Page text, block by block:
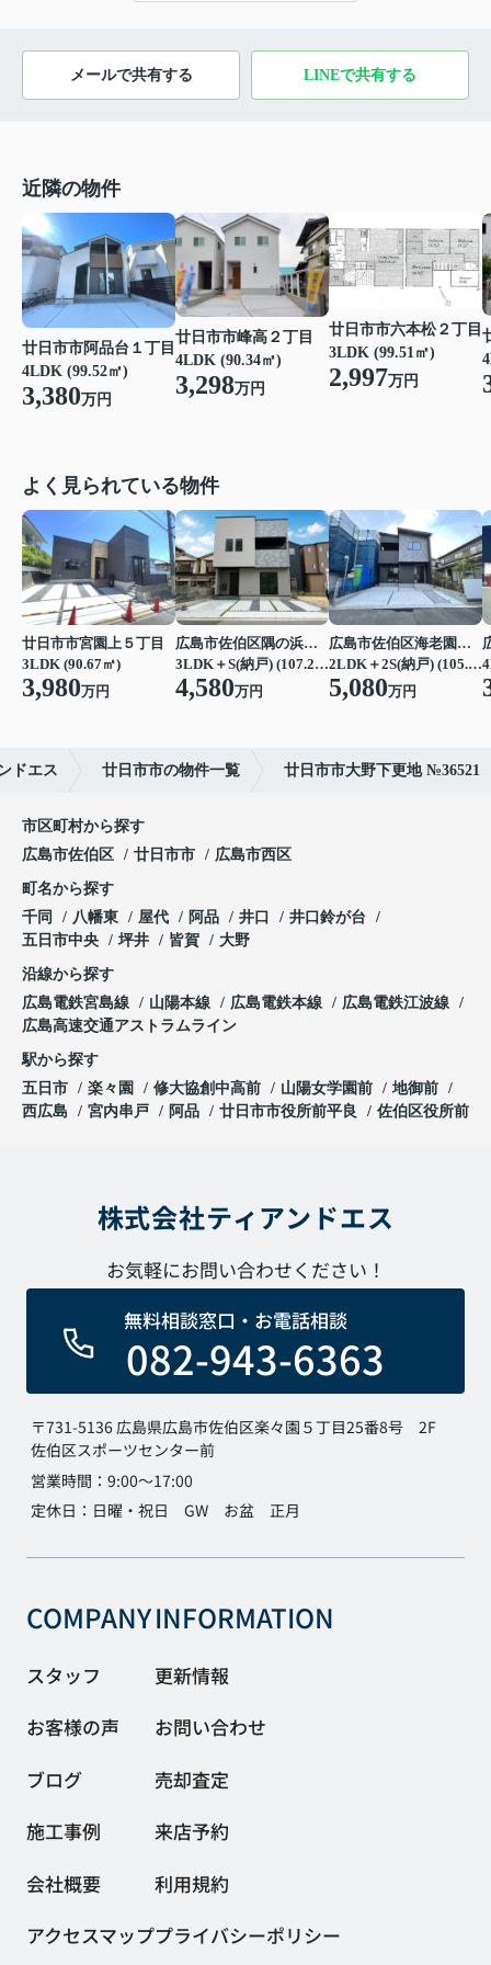
メールで共有する LINEで共有する
近隣の物件
廿日市市阿品台１丁目
4LDK (99.52㎡)
3,380万円
廿日市市峰高２丁目
4LDK (90.34㎡)
3,298万円
廿日市市六本松２丁目
3LDK (99.51㎡)
2,997万円
よく見られている物件
廿日市市宮園上５丁目
3LDK (90.67㎡)
3,980万円
広島市佐伯区隅の浜２丁目
3LDK＋S(納戸) (107.23㎡)
4,580万円
広島市佐伯区海老園３丁目
2LDK＋2S(納戸) (105.16㎡)
5,080万円
ドエス 廿日市市の物件一覧 廿日市市大野下更地 №36521
市区町村から探す
広島市佐伯区
廿日市市 広島市西区
町名から探す
千同
八幡東 屋代 阿品 井口
井口鈴が台
五日市中央
坪井 皆賀 大野
沿線から探す
広島電鉄宮島線
山陽本線 広島電鉄本線
広島電鉄江波線
広島高速交通アストラムライン
駅から探す
五日市
楽々園 修大協創中高前 山陽女学園前
地御前
西広島
宮内串戸 阿品 廿日市市役所前平良 佐伯区役所前
株式会社ティアンドエス
お気軽にお問い合わせください！
無料相談窓口・お電話相談
082-943-6363
〒731-5136 広島県広島市佐伯区楽々園５丁目25番8号 2F
佐伯区スポーツセンター前
営業時間：9:00～17:00
定休日：日曜・祝日 GW お盆 正月
COMPANY
スタッフ
お客様の声
ブログ
施工事例
会社概要
アクセスマップ
INFORMATION
更新情報
お問い合わせ
売却査定
来店予約
利用規約
プライバシーポリシー